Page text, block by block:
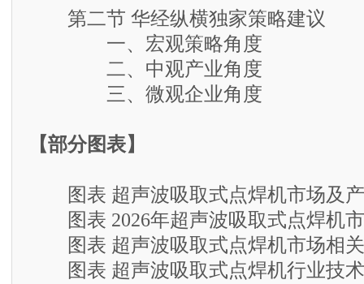
第二节 华经纵横独家策略建议
一、宏观策略角度
二、中观产业角度
三、微观企业角度
【部分图表】
图表 超声波吸取式点焊机市场及
图表 2026年超声波吸取式点焊机
图表 超声波吸取式点焊机市场相
图表 超声波吸取式点焊机行业技